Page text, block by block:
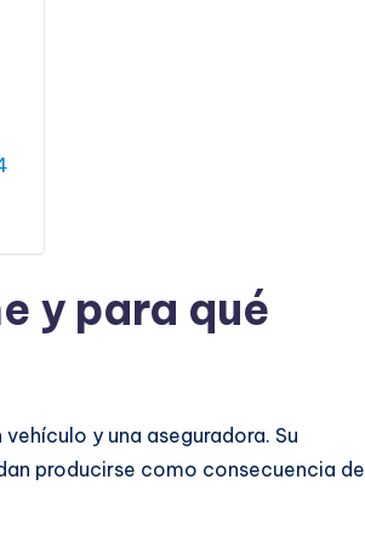
y para qué
y una aseguradora. Su
producirse como consecuencia de